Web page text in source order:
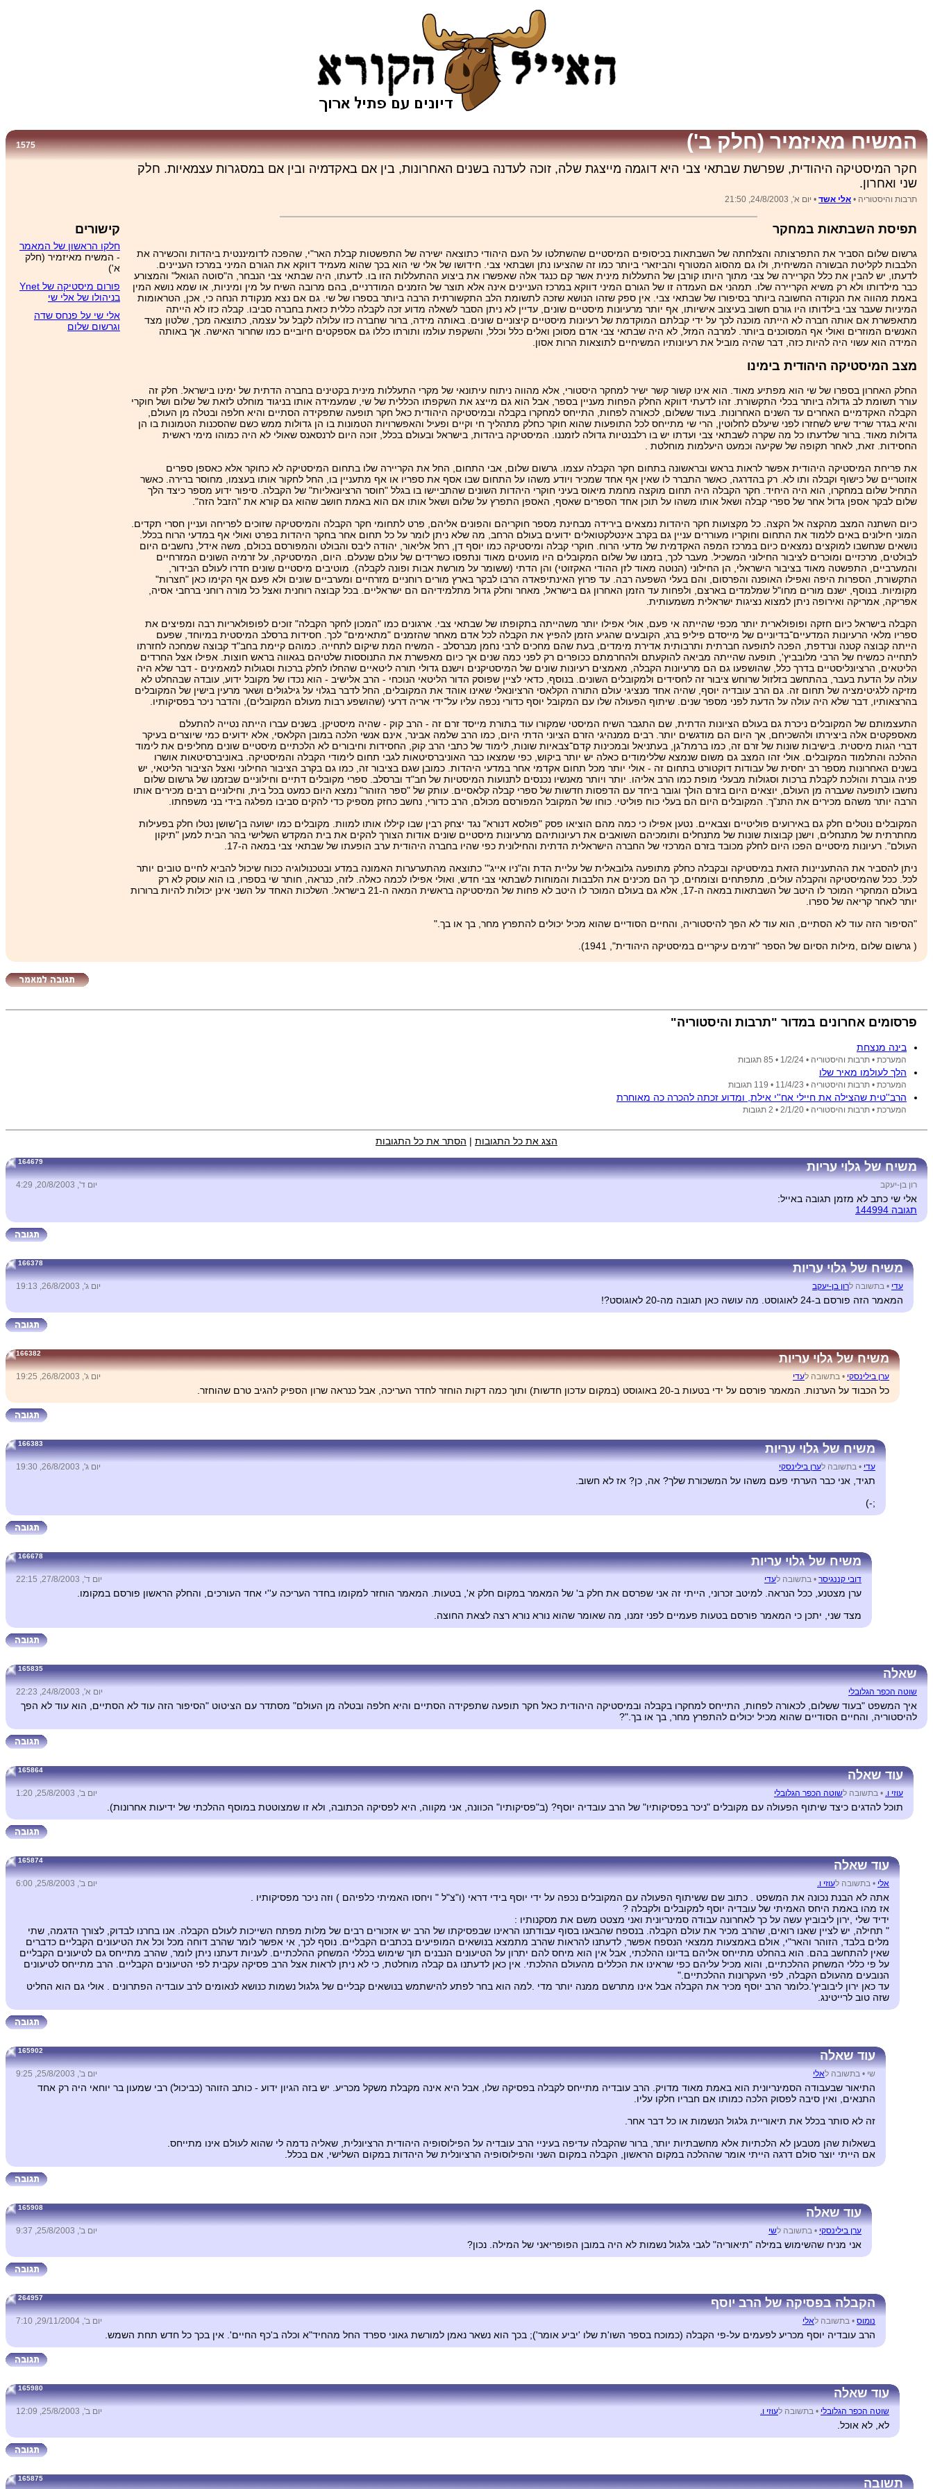
המשיח מאיזמיר (חלק ב') 1575
חקר המיסטיקה היהודית, שפרשת שבתאי צבי היא דוגמה מייצגת שלה, זוכה לעדנה בשנים האחרונות, בין אם באקדמיה ובין אם במסגרות עצמאיות. חלק
שני ואחרון.
תרבות והיסטוריה • אלי אשד • יום א', 24/8/2003, 21:50
תפיסת השבתאות במחקר
גרשום שלום הסביר את התפרצותה והצלחתה של השבתאות בכיסופים המיסטיים שהשתלטו על העם היהודי כתוצאה ישירה של התפשטות קבלת האר"י, שהפכה לדומיננטית ביהדות והכשירה את
הלבבות לקליטת הבשורה המשיחית, ולו גם מהסוג המטורף והביזארי ביותר כמו זה שהציעו נתן ושבתאי צבי. חידושו של אלי שי הוא בכך שהוא מעמיד דווקא את הגורם המיני במרכז העניינים.
לדעתו, יש להבין את כלל הקריירה של צבי מתוך היותו קורבן של התעללות מינית אשר קם כנגד אלה שאפשרו את ביצוע ההתעללות הזו בו. לדעתו, היה שבתאי צבי הנבחר, ה"סוטה הגואל" והמצורע
כבר מילדותו ולא רק משיא הקריירה שלו. תמהני אם העמדה זו של הגורם המיני דווקא במרכז העניינים אינה אלא תוצר של הזמנים המודרניים, בהם מרובה השיח על מין ומיניות, או שמא נושא המין
באמת מהווה את הנקודה החשובה ביותר בסיפורו של שבתאי צבי. אין ספק שזהו הנושא שזכה לתשומת הלב התקשורתית הרבה ביותר בספרו של שי. גם אם נצא מנקודת הנחה כי, אכן, הטראומות
המיניות שעבר צבי בילדותו היו גורם חשוב בעיצוב אישיותו, אף יותר מרעיונות מיסטיים שונים, עדיין לא ניתן הסבר לשאלה מדוע זכה לקבלה כללית כזאת בחברה סביבו. קבלה כזו לא הייתה
מתאפשרת אם אותה חברה לא הייתה מוכנה לכך על ידי קבלתם המוקדמת של רעיונות מיסטיים קיצוניים שונים. באותה מידה, ברור שחברה כזו עלולה לקבל על עצמה, כתוצאה מכך, שלטון מצד
האנשים המוזרים ואולי אף המסוכנים ביותר. למרבה המזל, לא היה שבתאי צבי אדם מסוכן ואלים כלל וכלל, והשקפת עולמו ותורתו כללו גם אספקטים חיוביים כמו שחרור האישה. אך באותה
המידה הוא עשוי היה להיות כזה, דבר שהיה מוביל את רעיונותיו המשיחיים לתוצאות הרות אסון.
מצב המיסטיקה היהודית בימינו
החלק האחרון בספרו של שי הוא מפתיע מאוד. הוא אינו קשור קשר ישיר למחקר היסטורי, אלא מהווה ניתוח עיתונאי של מקרי התעללות מינית בקטינים בחברה הדתית של ימינו בישראל. חלק זה
עורר תשומת לב גדולה ביותר בכלי התקשורת. זהו לדעתי דווקא החלק הפחות מעניין בספר, אבל הוא גם מייצג את השקפתו הכללית של שי, שמעמידה אותו בניגוד מוחלט לזאת של שלום ושל חוקרי
הקבלה האקדמיים האחרים עד השנים האחרונות. בעוד ששלום, לכאורה לפחות, התייחס למחקרו בקבלה ובמיסטיקה היהודית כאל חקר תופעה שתפקידה הסתיים והיא חלפה ובטלה מן העולם,
והיא בגדר שריד שיש לשחזרו לפני שיעלם לחלוטין, הרי שי מתייחס לכל התופעות שהוא חוקר כחלק מתהליך חי וקיים ופעיל והאפשרויות הטמונות בו הן גדולות ממש כשם שהסכנות הטמונות בו הן
גדולות מאוד. ברור שלדעתו כל מה שקרה לשבתאי צבי ועדתו יש בו רלבנטיות גדולה לזמננו. המיסטיקה ביהדות, בישראל ובעולם בכלל, זוכה היום לרנסאנס שאולי לא היה כמוהו מימי ראשית
החסידות. זאת, לאחר תקופה של שקיעה וכמעט היעלמות מוחלטת .
את פריחת המיסטיקה היהודית אפשר לראות בראש ובראשונה בתחום חקר הקבלה עצמו. גרשום שלום, אבי התחום, החל את הקריירה שלו בתחום המיסטיקה לא כחוקר אלא כאספן ספרים
אזוטריים של כישוף וקבלה ותו לא. רק בהדרגה, כאשר התברר לו שאין אף אחד שמכיר ויודע משהו על התחום שבו אסף את ספריו או אף מתעניין בו, החל לחקור אותו בעצמו, מחוסר ברירה. כאשר
התחיל שלום במחקרו, הוא היה היחיד. חקר הקבלה היה תחום מוקצה מחמת מיאוס בעיני חוקרי היהדות השונים שהתביישו בו בגלל "חוסר הרציונאליות" של הקבלה. סיפור ידוע מספר כיצד הלך
שלום לבקר אספן גדול אחר של ספרי קבלה ושאל אותו משהו על תוכן אחד הספרים שאסף, האספן התפרץ על שלום ושאל אותו אם הוא באמת חושב שהוא גם קורא את "הזבל הזה".
כיום השתנה המצב מהקצה אל הקצה. כל מקצועות חקר היהדות נמצאים בירידה מבחינת מספר חוקריהם והפונים אליהם, פרט לתחומי חקר הקבלה והמיסטיקה שזוכים לפריחה ועניין חסרי תקדים.
המוני חילונים באים ללמוד את התחום וחוקריו מעוררים עניין גם בקרב אינטלקטואלים ידועים בעולם הרחב, מה שלא ניתן לומר על כל תחום אחר בחקר היהדות בפרט ואולי אף במדעי הרוח בכלל.
נושאים שנחשבו למוקצים נמצאים כיום במרכז המפה האקדמית של מדעי הרוח. חוקרי קבלה ומיסטיקה כמו יוסף דן, רחל אליאור, יהודה ליבס והבולט והמפורסם בכולם, משה אידל, נחשבים היום
לבולטים, מרכזיים ומוכרים לציבור החילוני המשכיל. מעבר לכך, בזמנו של שלום המקובלים היו מועטים מאוד ונתפסו כשרידים של עולם שנעלם. היום, המיסטיקה, על זרמיה השונים המזרחיים
והמערביים, התפשטה מאוד בציבור הישראלי, הן החילוני (הנוטה מאוד לזן ההודי האקזוטי) והן הדתי (ששומר על מורשת אבות ופונה לקבלה). מוטיבים מיסטיים שונים חדרו לעולם הבידור,
התקשורת, הספרות היפה ואפילו האופנה והפרסום, והם בעלי השפעה רבה. עד פרוץ האינתיפאדה הרבו לבקר בארץ מורים רוחניים מזרחיים ומערביים שונים ולא פעם אף הקימו כאן "חצרות"
מקומיות. בנוסף, ישנם מורים מחו"ל שמלמדים בארצם, ולפחות עד הזמן האחרון גם בישראל, מאחר וחלק גדול מתלמידיהם הם ישראליים. בכל קבוצה רוחנית ואצל כל מורה רוחני ברחבי אסיה,
אפריקה, אמריקה ואירופה ניתן למצוא נציגות ישראלית משמעותית.
הקבלה בישראל כיום חזקה ופופולארית יותר מכפי שהייתה אי פעם, אולי אפילו יותר משהייתה בתקופתו של שבתאי צבי. ארגונים כמו "המכון לחקר הקבלה" זוכים לפופולאריות רבה ומפיצים את
ספריו מלאי הרעיונות המדעיים־בדיוניים של מייסדם פיליפ ברג, הקובעים שהגיע הזמן להפיץ את הקבלה לכל אדם מאחר שהזמנים "מתאימים" לכך. חסידות ברסלב המיסטית במיוחד, שפעם
הייתה קבוצה קטנה ונרדפת, הפכה לתופעה חברתית ותרבותית אדירת מימדים, בעת שהם מחכים לרבי נחמן מברסלב - המשיח המת שיקום לתחייה. כמוהם קיימת בחב"ד קבוצה שמחכה לחזרתו
לתחייה כמשיח של הרבי מלובביץ', תופעה שהייתה מביאה להוקעתם ולהחרמתם ככופרים רק לפני כמה שנים אך כיום מאפשרת את התנוססות שלטיהם בגאווה בראש חוצות. אפילו אצל החרדים
הליטאים, הרציונליסטיים בדרך כלל, שהושפעו גם הם מרעיונות הקבלה, מאמצים רעיונות שונים של המיסטיקנים וישנם גדולי תורה ליטאיים שהחלו לחלק ברכות וסגולות למאמינים - דבר שלא היה
עולה על הדעת בעבר, בהתחשב בזלזול שרוחש ציבור זה לחסידים ולמקובלים השונים. בנוסף, כדאי לציין שפוסק הדור הליטאי הנוכחי - הרב אלישיב - הוא נכדו של מקובל ידוע, עובדה שבהחלט לא
מזיקה ללגיטימציה של תחום זה. גם הרב עובדיה יוסף, שהיה אחד מנציגי עולם התורה הקלאסי הרציונאלי שאינו אוהד את המקובלים, החל לדבר בגלוי על גילגולים ושאר מרעין בישין של המקובלים
בהרצאותיו, דבר שלא היה עולה על הדעת לפני מספר שנים. שיתוף הפעולה שלו עם המקובל יוסף כדורי נכפה עליו על־ידי אריה דרעי (שהושפע רבות מעולם המקובלים), והדבר ניכר בפסיקותיו.
התעצמותם של המקובלים ניכרת גם בעולם הציונות הדתית, שם התגבר השיח המיסטי שמקורו עוד בתורת מייסד זרם זה - הרב קוק - שהיה מיסטיקן. בשנים עברו הייתה נטייה להתעלם
מאספקטים אלה ביצירתו ולהשכיחם, אך היום הם מודגשים יותר. רבים ממנהיגי הזרם הציוני הדתי היום, כמו הרב שלמה אבינר, אינם אנשי הלכה במובן הקלאסי, אלא ידועים כמי שיוצרים בעיקר
דברי הגות מיסטית. בישיבות שונות של זרם זה, כמו ברמת־גן, בעתניאל ובמכינות קדם־צבאיות שונות, לימוד של כתבי הרב קוק, החסידות וחיבורים לא הלכתיים מיסטיים שונים מחליפים את לימוד
ההלכה והתלמוד המקובלים. אולי זהו המצב גם משום שנמצא שללימודים כאלה יש יותר ביקוש, כפי שמצאו כבר האוניברסיטאות לגבי תחום לימודי הקבלה והמיסטיקה. באוניברסיטאות אושרו
בשנים האחרונות מספר רב יחסית של עבודות דוקטורט בתחום זה - אולי יותר מכל תחום אקדמי אחר במדעי היהדות. כמובן שגם בציבור זה, כמו גם בקרב הציבור החילוני ואצל הציבור הליטאי, יש
פניה גוברת והולכת לקבלת ברכות וסגולות מבעלי מופת כמו הרב אליהו. יותר ויותר מאנשיו נכנסים לתנועות המיסטיות של חב"ד וברסלב. ספרי מקובלים דתיים וחילוניים שבזמנו של גרשום שלום
נחשבו לתופעה שעברה מן העולם, יוצאים היום בזרם הולך וגובר ביחד עם הדפסות חדשות של ספרי קבלה קלאסיים. עותק של "ספר הזוהר" נמצא היום כמעט בכל בית, וחילוניים רבים מכירים אותו
הרבה יותר משהם מכירים את התנ"ך. המקובלים היום הם בעלי כוח פוליטי. כוחו של המקובל המפורסם מכולם, הרב כדורי, נחשב כחזק מספיק כדי להקים סביבו מפלגה בידי בני משפחתו.
המקובלים נוטלים חלק גם באירועים פוליטיים וצבאיים. נטען אפילו כי כמה מהם הוציאו פסק "פולסא דנורא" נגד יצחק רבין שבו קיללו אותו למוות. מקובלים כמו ישועה בן־שושן נטלו חלק בפעילות
מחתרתית של מתנחלים, וישנן קבוצות שונות של מתנחלים ותומכיהם השואבים את רעיונותיהם מרעיונות מיסטיים שונים אודות הצורך להקים את בית המקדש השלישי בהר הבית למען "תיקון
העולם". רעיונות מיסטיים הפכו היום לחלק מכובד בזרם המרכזי של החברה הישראלית הדתית והחילונית כפי שהיו בחברה היהודית ערב הופעתו של שבתאי צבי במאה ה-‏17.
ניתן להסביר את ההתעניינות הזאת במיסטיקה ובקבלה כחלק מתופעה גלובאלית של עליית הדת וה"ניו אייג"' כתוצאה מהתערערות האמונה במדע ובטכנולוגיה ככוח שיכול להביא לחיים טובים יותר
לכל. ככל שהמיסטיקה והקבלה עולים, מתפתחים וצומחים, כך הם מכינים את הלבבות והמוחות לשבתאי צבי חדש, ואולי אפילו לכמה כאלה. לזה, כנראה, חותר שי בספרו, בו הוא עוסק לא רק
בעולם המחקרי המוכר לו היטב של השבתאות במאה ה-‏17, אלא גם בעולם המוכר לו היטב לא פחות של המיסטיקה בראשית המאה ה-‏21 בישראל. השלכות האחד על השני אינן יכולות להיות ברורות
יותר לאחר קריאה של ספרו.
"הסיפור הזה עוד לא הסתיים, הוא עוד לא הפך להיסטוריה, והחיים הסודיים שהוא מכיל יכולים להתפרץ מחר, בך או בך."
( גרשום שלום ,מילות הסיום של הספר "זרמים עיקריים במיסטיקה היהודית", 1941).
קישורים
חלקו הראשון של המאמר
- המשיח מאיזמיר (חלק
א')
פורום מיסטיקה של Ynet
בניהולו של אלי שי
אלי שי על פנחס שדה
וגרשום שלום
פרסומים אחרונים במדור "תרבות והיסטוריה"
בינה מנצחת
המערכת • תרבות והיסטוריה • 1/2/24 • 85 תגובות
הלך לעולמו מאיר שלו
המערכת • תרבות והיסטוריה • 11/4/23 • 119 תגובות
הרב''טית שהצילה את חיילי אח''י אילת, ומדוע זכתה להכרה כה מאוחרת
המערכת • תרבות והיסטוריה • 2/1/20 • 2 תגובות
הצג את כל התגובות | הסתר את כל התגובות
משיח של גלוי עריות 164679
רון בן-יעקב יום ד', 20/8/2003, 4:29
אלי שי כתב לא מזמן תגובה באייל:
תגובה 144994
משיח של גלוי עריות 166378
עדי • בתשובה לרון בן-יעקב יום ג', 26/8/2003, 19:13
המאמר הזה פורסם ב-‏24 לאוגוסט. מה עושה כאן תגובה מה-‏20 לאוגוסט?!
משיח של גלוי עריות 166382
ערן בילינסקי • בתשובה לעדי יום ג', 26/8/2003, 19:25
כל הכבוד על הערנות. המאמר פורסם על ידי בטעות ב-‏20 באוגוסט (במקום עדכון חדשות) ותוך כמה דקות הוחזר לחדר העריכה, אבל כנראה שרון הספיק להגיב טרם שהוחזר.
משיח של גלוי עריות 166383
עדי • בתשובה לערן בילינסקי יום ג', 26/8/2003, 19:30
תגיד, אני כבר הערתי פעם משהו על המשכורת שלך? אה, כן? אז לא חשוב.
;-)
משיח של גלוי עריות 166678
דובי קננגיסר • בתשובה לעדי יום ד', 27/8/2003, 22:15
ערן מצטנע, ככל הנראה. למיטב זכרוני, הייתי זה אני שפרסם את חלק ב' של המאמר במקום חלק א', בטעות. המאמר הוחזר למקומו בחדר העריכה ע''י אחד העורכים, והחלק הראשון פורסם במקומו.
מצד שני, יתכן כי המאמר פורסם בטעות פעמיים לפני זמנו, מה שאומר שהוא נורא נורא רצה לצאת החוצה.
שאלה 165835
שוטה הכפר הגלובלי יום א', 24/8/2003, 22:23
איך המשפט "בעוד ששלום, לכאורה לפחות, התייחס למחקרו בקבלה ובמיסטיקה היהודית כאל חקר תופעה שתפקידה הסתיים והיא חלפה ובטלה מן העולם" מסתדר עם הציטוט "הסיפור הזה עוד לא הסתיים, הוא עוד לא הפך
להיסטוריה, והחיים הסודיים שהוא מכיל יכולים להתפרץ מחר, בך או בך."?
עוד שאלה 165864
עוזי ו. • בתשובה לשוטה הכפר הגלובלי יום ב', 25/8/2003, 1:20
תוכל להדגים כיצד שיתוף הפעולה עם מקובלים "ניכר בפסיקותיו" של הרב עובדיה יוסף? (ב"פסיקותיו" הכוונה, אני מקווה, היא לפסיקה הכתובה, ולא זו שמצוטטת במוסף ההלכתי של ידיעות אחרונות).
עוד שאלה 165874
אלי • בתשובה לעוזי ו. יום ב', 25/8/2003, 6:00
אתה לא הבנת נכונה את המשפט . כתוב שם ששיתוף הפעולה עם המקובלים נכפה על ידי יוסף בידי דראי (ו"צ"ל " ויחסו האמיתי כלפיהם ) וזה ניכר מפסיקותיו .
אז מהו באמת היחס האמיתי של עובדיה יוסף למקובלים ולקבלה ?
ידיד שלי ,ירון ליבוביץ עשה על כך לאחרונה עבודה סמינריונית ואני מצטט משם את מסקנותיו :
" תחילה, יש לציין שאנו רואים, שהרב מכיר את עולם הקבלה. בנספח שהבאנו בסוף עבודתנו הראינו שבפסיקתו של הרב יש אזכורים רבים של מלות מפתח השייכות לעולם הקבלה. אנו בחרנו לבדוק, לצורך הדגמה, שתי
מלים בלבד, הזוהר והאר"י, אולם באמצעות ממצאי הנספח אפשר, לדעתנו להראות שהרב מתמצא בנושאים המופיעים בכתבים הקבליים. נוסף לכך, אי אפשר לומר שהרב דוחה מכל וכל את הטיעונים הקבליים כדברים
שאין להתחשב בהם. הוא בהחלט מתייחס אליהם בדיונו ההלכתי, אבל אין הוא מיחס להם יתרון על הטיעונים הנבנים תוך שימוש בכללי המשחק ההלכתיים. לעניות דעתנו ניתן לומר, שהרב מתייחס גם לטיעונים הקבליים
על פי כללי המשחק ההלכתיים, והוא מכיל עליהם כפי שראינו את הכללים מהעולם ההלכתי. אין כאן לדעתנו גם קבלה מוחלטת, כי לא ניתן לראות אצל הרב פסיקה עקבית לפי הטיעונים הקבליים. הרב מתייחס לטיעונים
הנובעים מהעולם הקבלה, לפי העקרונות ההלכתיים."
עד כאן ירון ליבוביץ'.כלומר הרב יוסף מכיר את הקבלה אבל אינו מתרשם ממנה יותר מדי .למה הוא בחר לפתע להישתמש בנושאים קבליים של גלגול נשמות כנושא לנאומים לרב עובדיה הפתרונים . אולי גם הוא החליט
שזה טוב לרייטינג.
עוד שאלה 165902
שי • בתשובה לאלי יום ב', 25/8/2003, 9:25
התיאור שבעבודה הסמינריונית הוא באמת מאוד מדויק. הרב עובדיה מתייחס לקבלה בפסיקה שלו, אבל היא אינה מקבלת משקל מכריע. יש בזה הגיון ידוע - כותב הזוהר (כביכול) רבי שמעון בר יוחאי היה רק אחד
התנאים, ואין סיבה לפסוק הלכה כמותו אם חבריו חלקו עליו.
זה לא סותר בכלל את תיאוריית גלגול הנשמות או כל דבר אחר.
בשאלות שהן מטבען לא הלכתיות אלא מחשבתיות יותר, ברור שהקבלה עדיפה בעיניי הרב עובדיה על הפילוסופיה היהודית הרציונלית, שאליה נדמה לי שהוא לעולם אינו מתייחס.
אם הייתי יוצר סולם דרגה הייתי אומר שההלכה במקום הראשון, הקבלה במקום השני והפילוסופיה הרציונלית של היהדות במקום השלישי, אם בכלל.
עוד שאלה 165908
ערן בילינסקי • בתשובה לשי יום ב', 25/8/2003, 9:37
אני מניח שהשימוש במילה "תיאוריה" לגבי גלגול נשמות לא היה במובן הפופריאני של המילה. נכון?
הקבלה בפסיקה של הרב יוסף 264957
נומוס • בתשובה לאלי יום ב', 29/11/2004, 7:10
הרב עובדיה יוסף מכריע לפעמים על-פי הקבלה (כמוכח בספר השו'ת שלו 'יביע אומר'); בכך הוא נשאר נאמן למורשת גאוני ספרד החל מהחיד"א וכלה ב'כף החיים'. אין בכך כל חדש תחת השמש.
עוד שאלה 165980
שוטה הכפר הגלובלי • בתשובה לעוזי ו. יום ב', 25/8/2003, 12:09
לא, לא אוכל.
תשובה 165875